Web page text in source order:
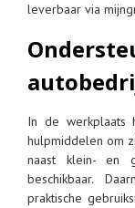
leverbaar via
In de werkplaats
hulpmiddelen om
naast klein- en
beschikbaar.
praktische